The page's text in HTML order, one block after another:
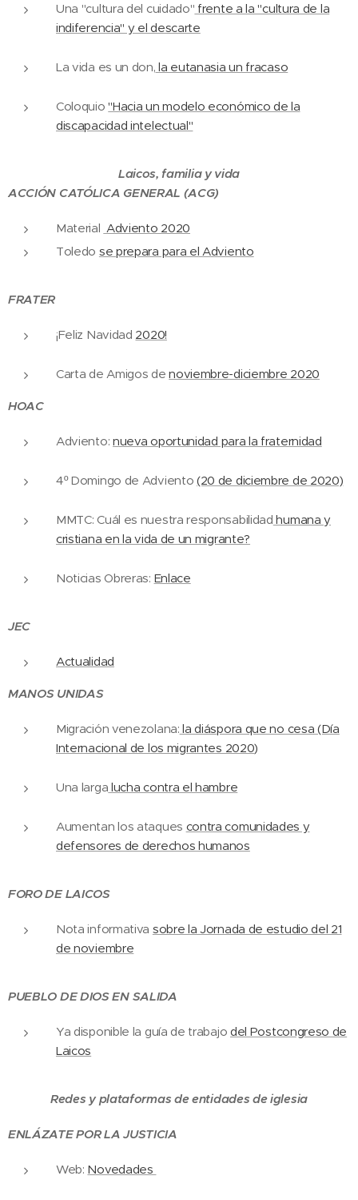
Una "cultura del cuidado" frente a la "cultura de la
indiferencia" y el descarte
La vida es un don, la eutanasia un fracaso
Coloquio"Hacia un modelo económico de la
discapacidad intelectual"
Laicos, familia y vida
ACCIÓN CATÓLICA GENERAL (ACG)
Material Adviento 2020
Toledo se prepara para el Adviento
FRATER
¡Feliz Navidad 2020!
Carta de Amigos denoviembre-diciembre 2020
HOAC
Adviento: nueva oportunidad para la fraternidad
4º Domingo de Adviento(20 de diciembre de 2020)
MMTC: Cuál es nuestra responsabilidad humana y
cristiana en la vida de un migrante?
Noticias Obreras: Enlace
JEC
Actualidad
MANOS UNIDAS
Migración venezolana: la diáspora que no cesa (Día
Internacional de los migrantes 2020)
Una larga lucha contra el hambre
Aumentan los ataques contra comunidades y
defensores de derechos humanos
FORO DE LAICOS
Nota informativa sobre la Jornada de estudio del 21
de noviembre
PUEBLO DE DIOS EN SALIDA
Ya disponible la guía de trabajo del Postcongreso de
Laicos
Redes y plataformas de entidades de iglesia
ENLÁZATE POR LA JUSTICIA
Web: Novedades